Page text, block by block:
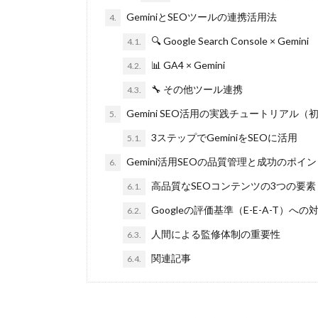
4. GeminiとSEOツールの連携活用法
4.1. 🔍 Google Search Console × Gemini
4.2. 📊 GA4 × Gemini
4.3. 🔧 その他ツール連携
5. Gemini SEO活用の実践チュートリアル（初
5.1. 3ステップでGeminiをSEOに活用
6. Gemini活用SEOの品質管理と成功のポイン
6.1. 高品質なSEOコンテンツの3つの要素
6.2. Googleの評価基準（E-E-A-T）への
6.3. 人間による監修体制の重要性
6.4. 関連記事